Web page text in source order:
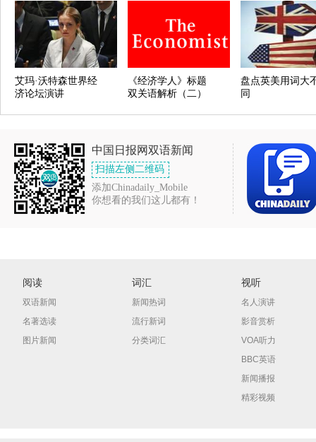
艾玛·沃特森世界经
济论坛演讲
《经济学人》标题
双关语解析（二）
盘点英美用词大
同
中国日报网双语新闻
扫描左侧二维码
添加Chinadaily_Mobile
你想看的我们这儿都有！
阅读
双语新闻
名著选读
图片新闻
词汇
新闻热词
流行新词
分类词汇
视听
名人演讲
影音赏析
VOA听力
BBC英语
新闻播报
精彩视频